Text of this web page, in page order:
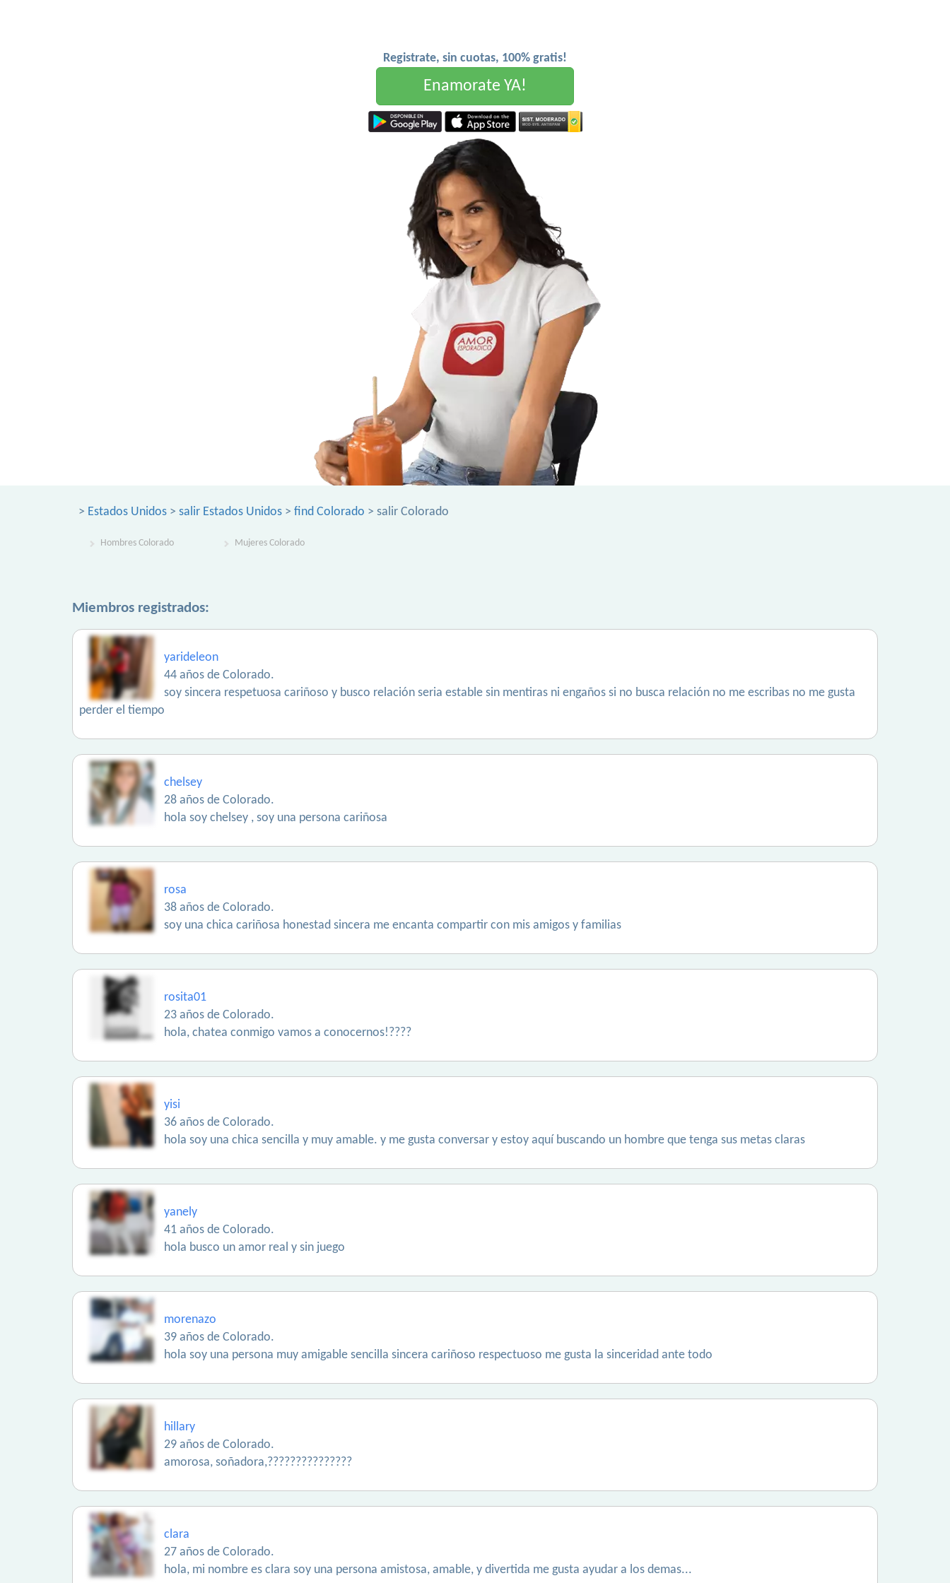
Registrate, sin cuotas, 100% gratis!
Enamorate YA!
> Estados Unidos > salir Estados Unidos > find Colorado > salir Colorado
Hombres Colorado Mujeres Colorado
Miembros registrados:
yarideleon
44 años de Colorado.
soy sincera respetuosa cariñoso y busco relación seria estable sin mentiras ni engaños si no busca relación no me escribas no me gusta
perder el tiempo
chelsey
28 años de Colorado.
hola soy chelsey , soy una persona cariñosa
rosa
38 años de Colorado.
soy una chica cariñosa honestad sincera me encanta compartir con mis amigos y familias
rosita01
23 años de Colorado.
hola, chatea conmigo vamos a conocernos!????
yisi
36 años de Colorado.
hola soy una chica sencilla y muy amable. y me gusta conversar y estoy aquí buscando un hombre que tenga sus metas claras
yanely
41 años de Colorado.
hola busco un amor real y sin juego
morenazo
39 años de Colorado.
hola soy una persona muy amigable sencilla sincera cariñoso respectuoso me gusta la sinceridad ante todo
hillary
29 años de Colorado.
amorosa, soñadora,???????????????
clara
27 años de Colorado.
hola, mi nombre es clara soy una persona amistosa, amable, y divertida me gusta ayudar a los demas...